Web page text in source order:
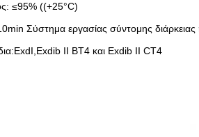
≤95% ((+25°C)
Σύστημα εργασίας σύντομης
II BT4 και Exdib II CT4